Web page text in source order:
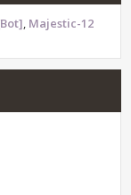
Majestic-12